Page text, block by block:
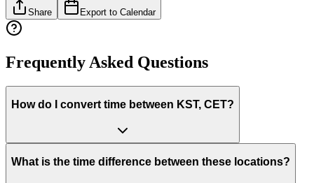
Share Export to Calendar
Frequently Asked Questions
How do I convert time between KST, CET?
What is the time difference between these locations?